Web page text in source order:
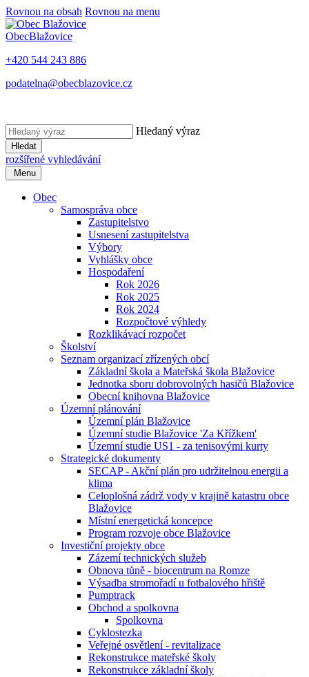
Rovnou na obsah Rovnou na menu
ObecBlažovice
+420 544 243 886
podatelna@obecblazovice.cz
Hledaný výraz
Hledat
rozšířené vyhledávání
Menu
Obec
Samospráva obce
Zastupitelstvo
Usnesení zastupitelstva
Výbory
Vyhlášky obce
Hospodaření
Rok 2026
Rok 2025
Rok 2024
Rozpočtové výhledy
Rozklikávací rozpočet
Školství
Seznam organizací zřízených obcí
Základní škola a Mateřská škola Blažovice
Jednotka sboru dobrovolných hasičů Blažovice
Obecní knihovna Blažovice
Územní plánování
Územní plán Blažovice
Územní studie Blažovice 'Za Křížkem'
Územní studie US1 - za tenisovými kurty
Strategické dokumenty
SECAP - Akční plán pro udržitelnou energii a
klima
Celoplošná zádrž vody v krajině katastru obce
Blažovice
Místní energetická koncepce
Program rozvoje obce Blažovice
Investiční projekty obce
Zázemí technických služeb
Obnova tůně - biocentrum na Romze
Výsadba stromořadí u fotbalového hřiště
Pumptrack
Obchod a spolkovna
Spolkovna
Cyklostezka
Veřejné osvětlení - revitalizace
Rekonstrukce mateřské školy
Rekonstrukce základní školy